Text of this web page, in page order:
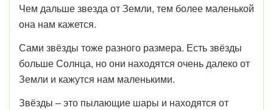
Чем дальше звезда от Земли, тем более маленькой
она нам кажется.
Сами звёзды тоже разного размера. Есть звёзды
больше Солнца, но они находятся очень далеко от
Земли и кажутся нам маленькими.
Звёзды – это пылающие шары и находятся от